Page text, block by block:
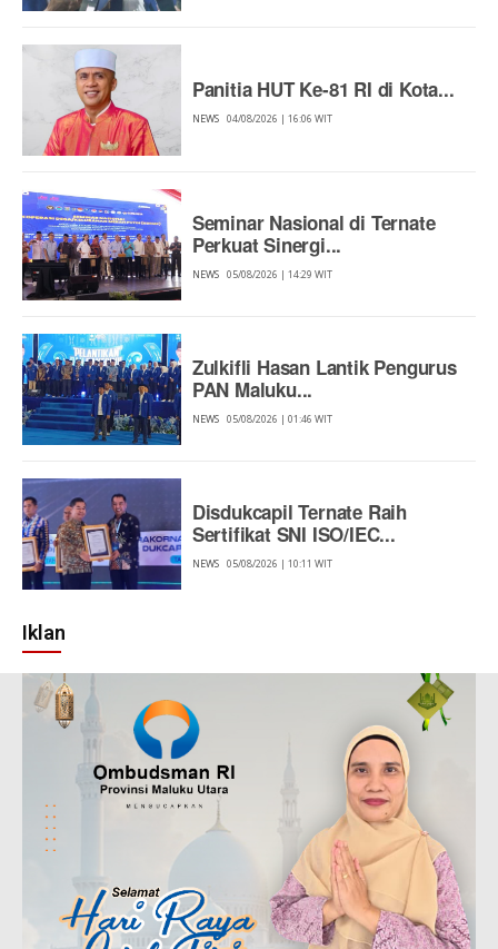
Panitia HUT Ke-81 RI di Kota...
NEWS 04/08/2026 | 16:06 WIT
Seminar Nasional di Ternate
Perkuat Sinergi...
NEWS 05/08/2026 | 14:29 WIT
Zulkifli Hasan Lantik Pengurus
PAN Maluku...
NEWS 05/08/2026 | 01:46 WIT
Disdukcapil Ternate Raih
Sertifikat SNI ISO/IEC...
NEWS 05/08/2026 | 10:11 WIT
Iklan